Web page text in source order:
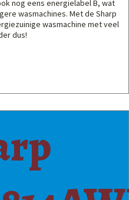
nog eens energielabel B, wat
wasmachines. Met de Sharp
wasmachine met veel
dus!